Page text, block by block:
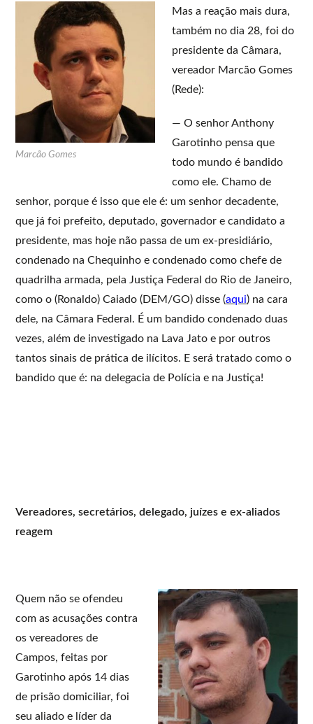
Marcão Gomes
Mas a reação mais dura,
também no dia 28, foi do
presidente da Câmara,
vereador Marcão Gomes
(Rede):
— O senhor Anthony
Garotinho pensa que
todo mundo é bandido
como ele. Chamo de
senhor, porque é isso que ele é: um senhor decadente,
que já foi prefeito, deputado, governador e candidato a
presidente, mas hoje não passa de um ex-presidiário,
condenado na Chequinho e condenado como chefe de
quadrilha armada, pela Justiça Federal do Rio de Janeiro,
como o (Ronaldo) Caiado (DEM/GO) disse (aqui) na cara
dele, na Câmara Federal. É um bandido condenado duas
vezes, além de investigado na Lava Jato e por outros
tantos sinais de prática de ilícitos. E será tratado como o
bandido que é: na delegacia de Polícia e na Justiça!
Vereadores, secretários, delegado, juízes e ex-aliados
reagem
Quem não se ofendeu
com as acusações contra
os vereadores de
Campos, feitas por
Garotinho após 14 dias
de prisão domiciliar, foi
seu aliado e líder da